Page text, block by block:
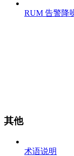
RUM 告警降
其他
术语说明